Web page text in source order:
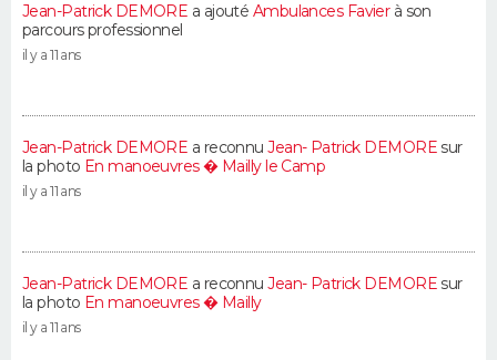
Jean-Patrick DEMORE a ajouté Ambulances Favierà son
parcours professionnel
il y a 11 ans
Jean-Patrick DEMORE a reconnuJean- Patrick DEMOREsur
la photo En manoeuvres � Mailly le Camp
il y a 11 ans
Jean-Patrick DEMORE a reconnuJean- Patrick DEMOREsur
la photo En manoeuvres � Mailly
il y a 11 ans